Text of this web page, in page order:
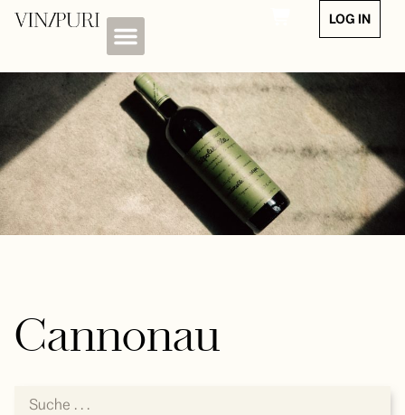
LOG IN
Cannonau